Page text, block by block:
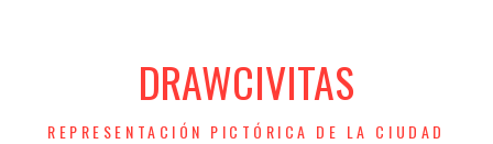
DRAWCIVITAS
REPRESENTACIÓN PICTÓRICA DE LA CIUDAD